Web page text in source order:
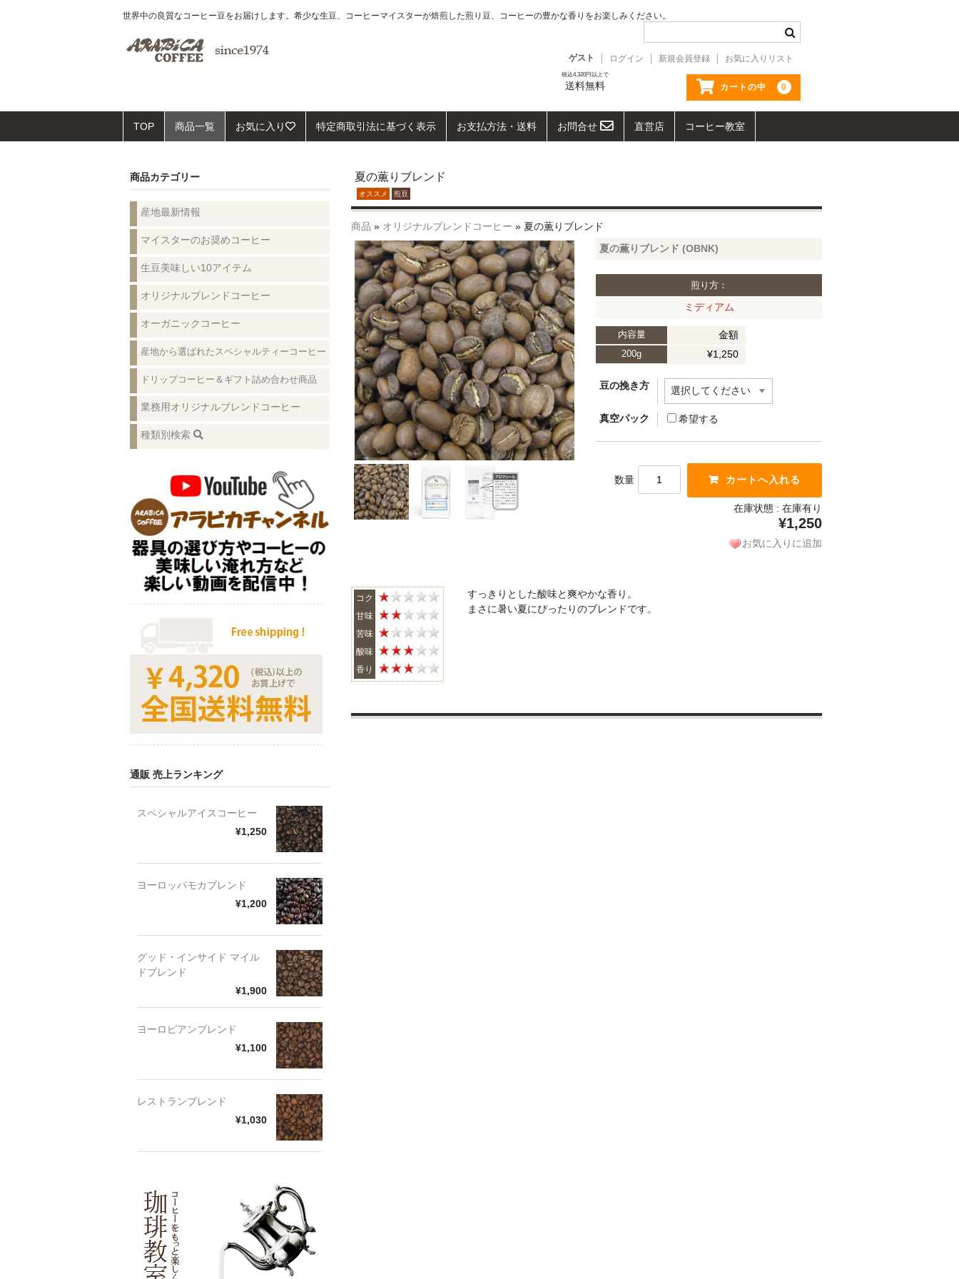
世界中の良質なコーヒー豆をお届けします。希少な生豆、コーヒーマイスターが焙煎した煎り豆、コーヒーの豊かな香りをお楽しみください。
ゲスト ログイン 新規会員登録 お気に入りリスト
カートの中 0
税込4,320円以上で
送料無料
TOP 商品一覧 お気に入り 特定商取引法に基づく表示 お支払方法・送料 お問合せ 直営店 コーヒー教室
夏の薫りブレンド
オススメ 煎豆
商品 » オリジナルブレンドコーヒー » 夏の薫りブレンド
夏の薫りブレンド (OBNK)
煎り方：
ミディアム
内容量 金額
200g ¥1,250
豆の挽き方
真空パック 希望する
数量
在庫状態 : 在庫有り
¥1,250
お気に入りに追加
コク
甘味
苦味
酸味
香り
すっきりとした酸味と爽やかな香り。
まさに暑い夏にぴったりのブレンドです。
商品カテゴリー
産地最新情報
マイスターのお奨めコーヒー
生豆美味しい10アイテム
オリジナルブレンドコーヒー
オーガニックコーヒー
産地から選ばれたスペシャルティーコーヒー
ドリップコーヒー＆ギフト詰め合わせ商品
業務用オリジナルブレンドコーヒー
種類別検索
通販 売上ランキング
スペシャルアイスコーヒー
¥1,250
ヨーロッパモカブレンド
¥1,200
グッド・インサイド マイル
ドブレンド
¥1,900
ヨーロピアンブレンド
¥1,100
レストランブレンド
¥1,030